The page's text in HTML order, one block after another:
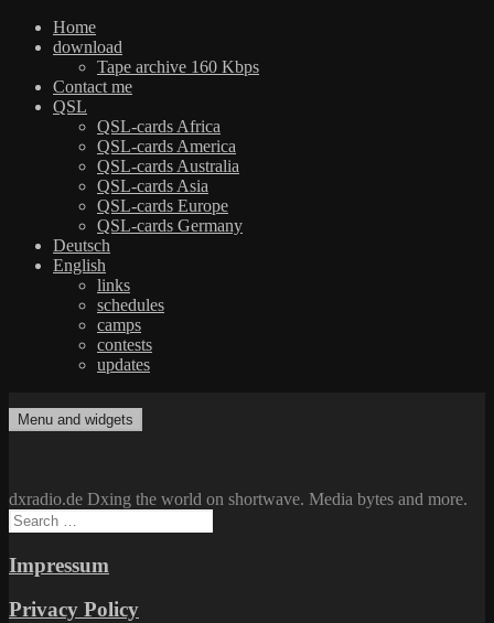
Home
download
Tape archive 160 Kbps
Contact me
QSL
QSL-cards Africa
QSL-cards America
QSL-cards Australia
QSL-cards Asia
QSL-cards Europe
QSL-cards Germany
Deutsch
English
links
schedules
camps
contests
updates
to
dxradio.de
DXing the world on shortwave
Menu and widgets
dxradio.de Dxing the world on shortwave. Media bytes and more.
Search
for:
Impressum
Privacy Policy